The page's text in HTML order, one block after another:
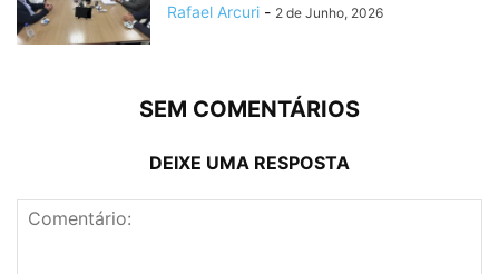
Rafael Arcuri - 2 de Junho, 2026
SEM COMENTÁRIOS
DEIXE UMA RESPOSTA